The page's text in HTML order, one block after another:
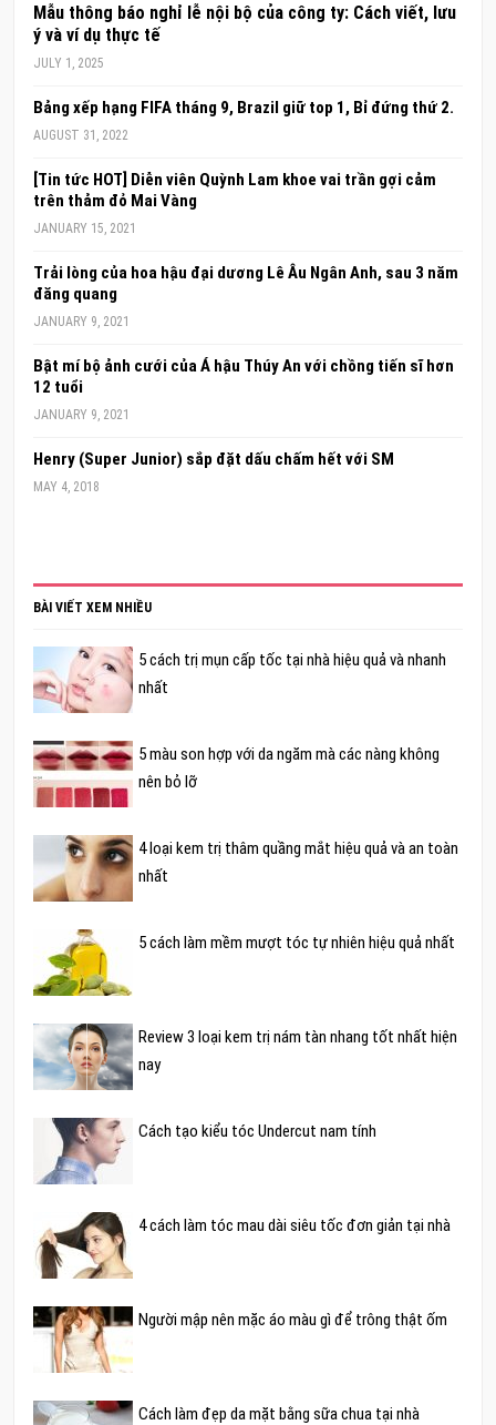
Mẫu thông báo nghỉ lễ nội bộ của công ty: Cách viết, lưu
ý và ví dụ thực tế
JULY 1, 2025
Bảng xếp hạng FIFA tháng 9, Brazil giữ top 1, Bỉ đứng thứ 2.
AUGUST 31, 2022
[Tin tức HOT] Diễn viên Quỳnh Lam khoe vai trần gợi cảm
trên thảm đỏ Mai Vàng
JANUARY 15, 2021
Trải lòng của hoa hậu đại dương Lê Âu Ngân Anh, sau 3 năm
đăng quang
JANUARY 9, 2021
Bật mí bộ ảnh cưới của Á hậu Thúy An với chồng tiến sĩ hơn
12 tuổi
JANUARY 9, 2021
Henry (Super Junior) sắp đặt dấu chấm hết với SM
MAY 4, 2018
BÀI VIẾT XEM NHIỀU
5 cách trị mụn cấp tốc tại nhà hiệu quả và nhanh
nhất
5 màu son hợp với da ngăm mà các nàng không
nên bỏ lỡ
4 loại kem trị thâm quầng mắt hiệu quả và an toàn
nhất
5 cách làm mềm mượt tóc tự nhiên hiệu quả nhất
Review 3 loại kem trị nám tàn nhang tốt nhất hiện
nay
Cách tạo kiểu tóc Undercut nam tính
4 cách làm tóc mau dài siêu tốc đơn giản tại nhà
Người mập nên mặc áo màu gì để trông thật ốm
Cách làm đẹp da mặt bằng sữa chua tại nhà